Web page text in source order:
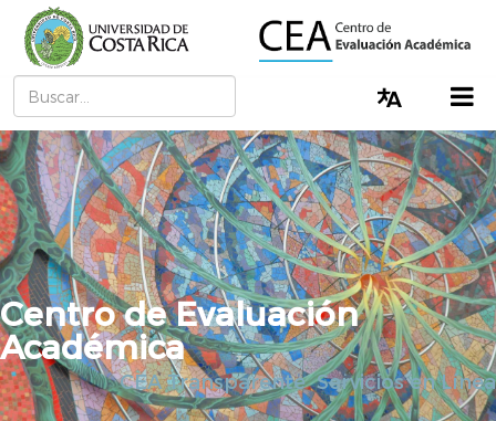
Buscar
Centro de Evaluación
Académica
CEA Transparente Servicios en Línea